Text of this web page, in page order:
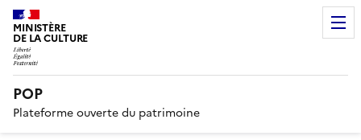
MINISTÈRE
DE LA CULTURE
POP
Plateforme ouverte du patrimoine